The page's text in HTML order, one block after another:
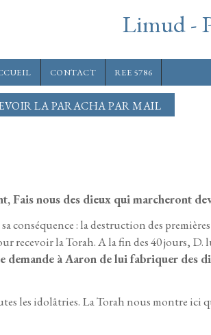
Limud -
CONTACT REE 5786
LA PARACHA PAR MAIL
Fais nous des dieux qui marcheront
conséquence : la destruction des
recevoir la Torah. A la fin des 40 jours, D.
à Aaron de lui fabriquer des
les idolâtries. La Torah nous montre